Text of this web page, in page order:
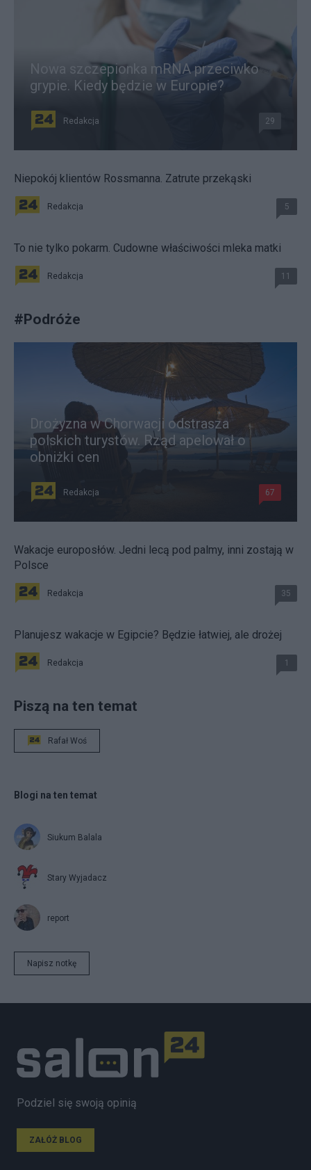
Nowa szczepionka mRNA przeciwko
grypie. Kiedy będzie w Europie?
Redakcja 29
Niepokój klientów Rossmanna. Zatrute przekąski
Redakcja 5
To nie tylko pokarm. Cudowne właściwości mleka matki
Redakcja 11
#Podróże
Drożyzna w Chorwacji odstrasza
polskich turystów. Rząd apelował o
obniżki cen
Redakcja 67
Wakacje europosłów. Jedni lecą pod palmy, inni zostają w
Polsce
Redakcja 35
Planujesz wakacje w Egipcie? Będzie łatwiej, ale drożej
Redakcja 1
Piszą na ten temat
Rafał Woś
Blogi na ten temat
Siukum Balala
Stary Wyjadacz
report
Napisz notkę
Podziel się swoją opinią
ZAŁÓŻ BLOG